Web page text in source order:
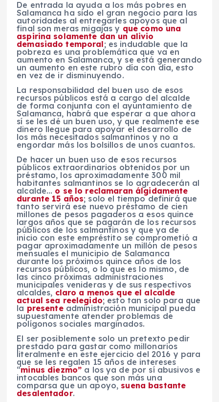
De entrada la ayuda a los más pobres en
Salamanca ha sido el gran negocio para las
autoridades al entregarles apoyos que al
final son meras migajas y que como una
aspirina solamente dan un alivio
demasiado temporal; es indudable que la
pobreza es una problemática que va en
aumento en Salamanca, y se está generando
un aumento en este rubro día con día, esto
en vez de ir disminuyendo.
La responsabilidad del buen uso de esos
recursos públicos está a cargo del alcalde
de forma conjunta con el ayuntamiento de
Salamanca, habrá que esperar a que ahora
sí se les dé un buen uso, y que realmente ese
dinero llegue para apoyar el desarrollo de
los más necesitados salmantinos y no a
engordar más los bolsillos de unos cuantos.
De hacer un buen uso de esos recursos
públicos extraordinarios obtenidos por un
préstamo, los aproximadamente 300 mil
habitantes salmantinos se lo agradecerán al
alcalde… o se lo reclamaran álgidamente
durante 15 años; solo el tiempo definirá que
tanto servirá ese nuevo préstamo de cien
millones de pesos pagaderos a esos quince
largos años que se pagarán de los recursos
públicos de los salmantinos y que ya de
inicio con este empréstito se comprometió a
pagar aproximadamente un millón de pesos
mensuales el municipio de Salamanca
durante los próximos quince años de los
recursos públicos, o lo que es lo mismo, de
las cinco próximas administraciones
municipales venideras y de sus respectivos
alcaldes, claro a menos que el alcalde
actual sea reelegido; esto tan solo para que
la presenteadministración municipal pueda
supuestamente atender problemas de
polígonos sociales marginados.
El ser posiblemente solo un pretexto pedir
prestado para gastar como millonarios
literalmente en este ejercicio del 2016 y para
que se les regalen 15 años de intereses
“minus diezmo” a los ya de por sí abusivos e
intocables bancos que son más una
comparsa que un apoyo, suena bastante
desalentador.